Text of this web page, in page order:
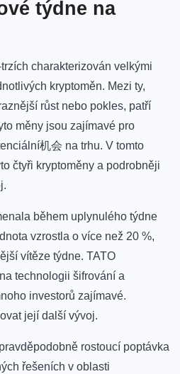
týdne ⁤na
charakterizován velkými
kryptoměn. ⁣Mezi⁢ ty,
růst nebo ⁤pokles, patří
měny jsou zajímavé pro
机会⁣ na‍ trhu. ‍V tomto
čtyři⁤ kryptoměny ⁤a ​podrobněji
během‍ uplynulého týdne
vzrostla o více než 20 %,
vítěze týdne. ‌TATO
‍technologii šifrování a
investorů zajímavé.
její další vývoj.
rostoucí poptávka
řešeních​ v ​oblasti